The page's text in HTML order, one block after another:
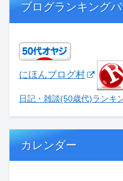
ブログランキング
にほんブログ村
日記・雑談(50歳代)ランキ
カレンダー